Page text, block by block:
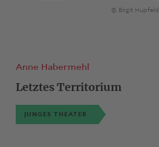
© Birgit Hupfeld
Anne Habermehl
Letztes Territorium
JUNGES THEATER